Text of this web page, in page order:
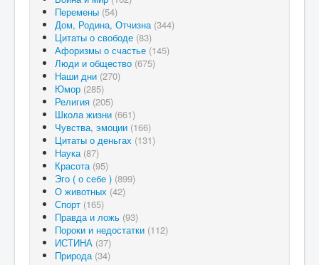
Перемены (54)
Дом, Родина, Отчизна (344)
Цитаты о свободе (83)
Афоризмы о счастье (145)
Люди и общество (675)
Наши дни (270)
Юмор (285)
Религия (205)
Школа жизни (661)
Чувства, эмоции (166)
Цитаты о деньгах (131)
Наука (87)
Красота (95)
Эго ( о себе ) (899)
О животных (42)
Спорт (165)
Правда и ложь (93)
Пороки и недостатки (112)
ИСТИНА (37)
Природа (34)